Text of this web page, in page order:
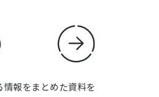
報をまとめた資料を